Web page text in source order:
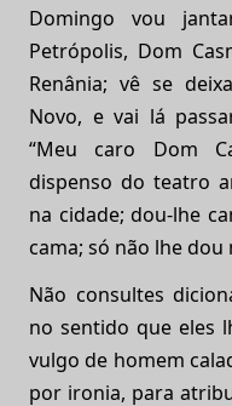
Domingo vou
Petrópolis, Dom
Renânia; vê se
Novo, e vai lá
“Meu caro Dom
dispenso do teatro
na cidade; dou-lhe
cama; só não lhe dou
Não consultes
no sentido que eles
vulgo de homem
por ironia, para